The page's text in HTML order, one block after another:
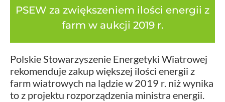
PSEW za zwiększeniem ilości energii z
farm w aukcji 2019 r.
Polskie Stowarzyszenie Energetyki Wiatrowej
rekomenduje zakup większej ilości energii z
farm wiatrowych na lądzie w 2019 r. niż wynika
to z projektu rozporządzenia ministra energii.